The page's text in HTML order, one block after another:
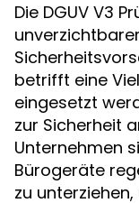
Die DGUV V3
betrifft eine
eingesetzt
zur Sicherheit
Unternehmen
Bürogeräte
zu